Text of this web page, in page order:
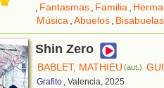
, Fantasmas, Familia,
Música,Abuelos, Bisabuelas
Shin Zero
BABLET, MATHIEU (aut.)
Grafito , Valencia, 2025